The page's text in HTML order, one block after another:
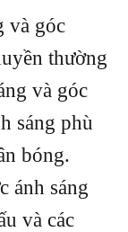
và góc
thường
và góc
sáng phù
bóng.
ánh sáng
và các